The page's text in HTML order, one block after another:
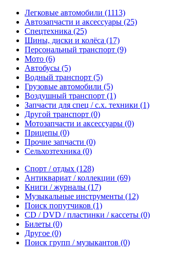
Легковые автомобили (1113)
Автозапчасти и аксессуары (25)
Спецтехника (25)
Шины, диски и колёса (17)
Персональный транспорт (9)
Мото (6)
Автобусы (5)
Водный транспорт (5)
Грузовые автомобили (5)
Воздушный транспорт (1)
Запчасти для спец / с.х. техники (1)
Другой транспорт (0)
Мотозапчасти и аксессуары (0)
Прицепы (0)
Прочие запчасти (0)
Сельхозтехника (0)
Спорт / отдых (128)
Антиквариат / коллекции (69)
Книги / журналы (17)
Музыкальные инструменты (12)
Поиск попутчиков (1)
CD / DVD / пластинки / кассеты (0)
Билеты (0)
Другое (0)
Поиск групп / музыкантов (0)